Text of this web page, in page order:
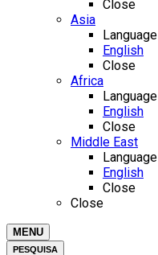
Close
Asia
Language
English
Close
Africa
Language
English
Close
Middle East
Language
English
Close
Close
MENU
PESQUISA